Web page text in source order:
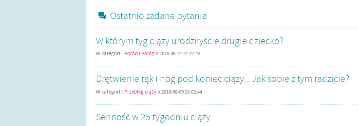
Ostatnio zadane pytania
W którym tyg ciąży urodziłyście drugie dziecko?
W kategorii: Poród i Połógo2018-08-14 14:22:43
Drętwienie rąk i nóg pod koniec ciąży... Jak sobie z tym radzicie?
W kategorii: Przebieg ciążyo2018-08-09 18:02:44
Senność w 25 tygodniu ciąży